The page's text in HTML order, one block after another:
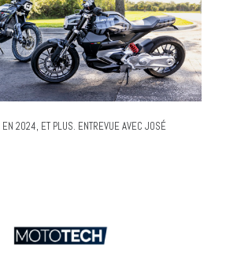
2024, ET PLUS. ENTREVUE AVEC JOSÉ